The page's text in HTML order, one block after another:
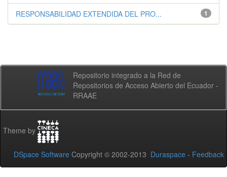
1
RESPONSABILIDAD EXTENDIDA DEL PRO...
Repositorio integrado a la Red de
Repositorios de Acceso Abierto del Ecuador -
RRAAE
Theme by
DSpace Software Copyright © 2002-2013 Duraspace - Feedback